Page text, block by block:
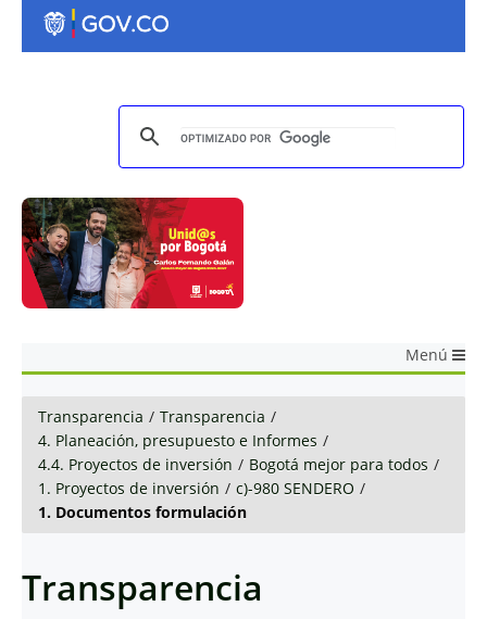
Menú
Transparencia / Transparencia /
4. Planeación, presupuesto e Informes /
4.4. Proyectos de inversión / Bogotá mejor para todos /
1. Proyectos de inversión / c)-980 SENDERO /
1. Documentos formulación
Transparencia